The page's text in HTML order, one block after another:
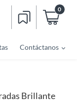
0
Contáctanos
Brillante